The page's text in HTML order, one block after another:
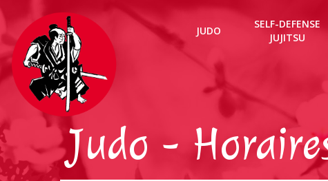
JUDO
SELF-DEFENSE
JUJITSU
Judo -